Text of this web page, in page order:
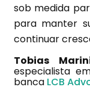
sob medida
para manter
continuar
Tobias
especialista
banca LCB